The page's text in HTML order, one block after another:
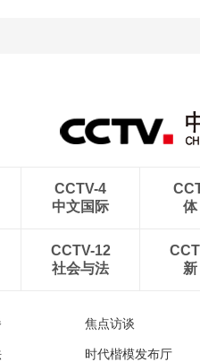
CCTV-4
中文国际
体
CCTV-12
社会与法
新
焦点访谈
时代楷模发布厅